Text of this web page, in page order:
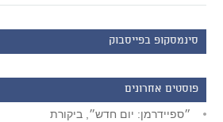
סינמסקופ בפייסבוק
פוסטים אחרונים
״ספיידרמן: יום חדש״, ביקורת